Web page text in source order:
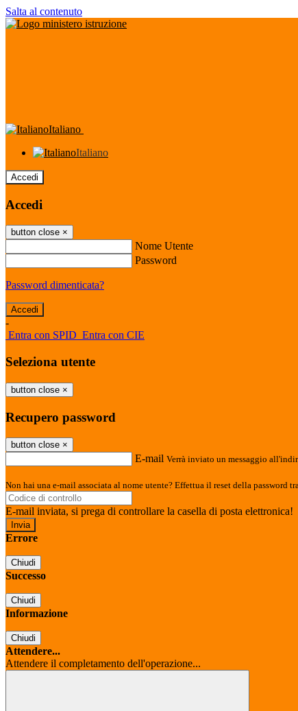
Salta al contenuto
Italiano
Italiano
Accedi
Accedi
button close ×
Nome Utente
Password
Password dimenticata?
-
Entra con SPID Entra con CIE
Seleziona utente
button close ×
Recupero password
button close ×
E-mail Verrà inviato un messaggio
Non hai una e-mail associata al nome utente? Effettua il reset della password
E-mail inviata, si prega di controllare la casella di posta elettronica!
Errore
Chiudi
Successo
Chiudi
Informazione
Chiudi
Attendere...
Attendere il completamento dell'operazione...